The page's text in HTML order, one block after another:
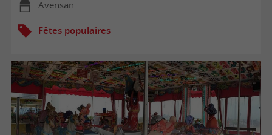
Avensan
Fêtes populaires